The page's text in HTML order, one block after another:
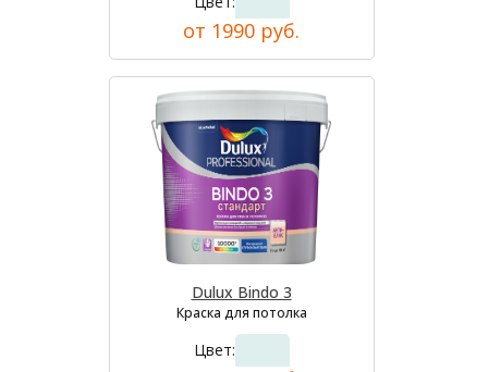
от 1990 руб.
Dulux Bindo 3
Краска для потолка
Цвет: